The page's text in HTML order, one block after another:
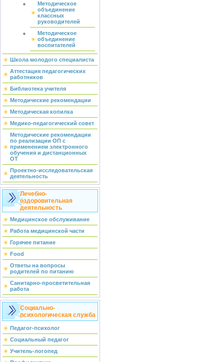
Методическое
объединение
классных
руководителей
Методическое
объединение
воспитателей
Школа молодого специалиста
Аттестация педагогических
работников
Библиотека учителя
Методические рекомендации
Методическая копилка
Медико-педагогический совет
Методические рекомендации
по реализации ОП с
применением электронного
обучения и дистанционных
ОТ
Проектно-исследовательская
деятельность
Лечебно-
оздоровительная
деятельность
Медицинское обслуживание
Работа медицинской части
Горячее питание
Food
Ответы на вопросы
родителей по питанию
Санитарно-просветительная
работа
Социально-
психологическая служба
Педагог-психолог
Социальный педагог
Учитель-логопед